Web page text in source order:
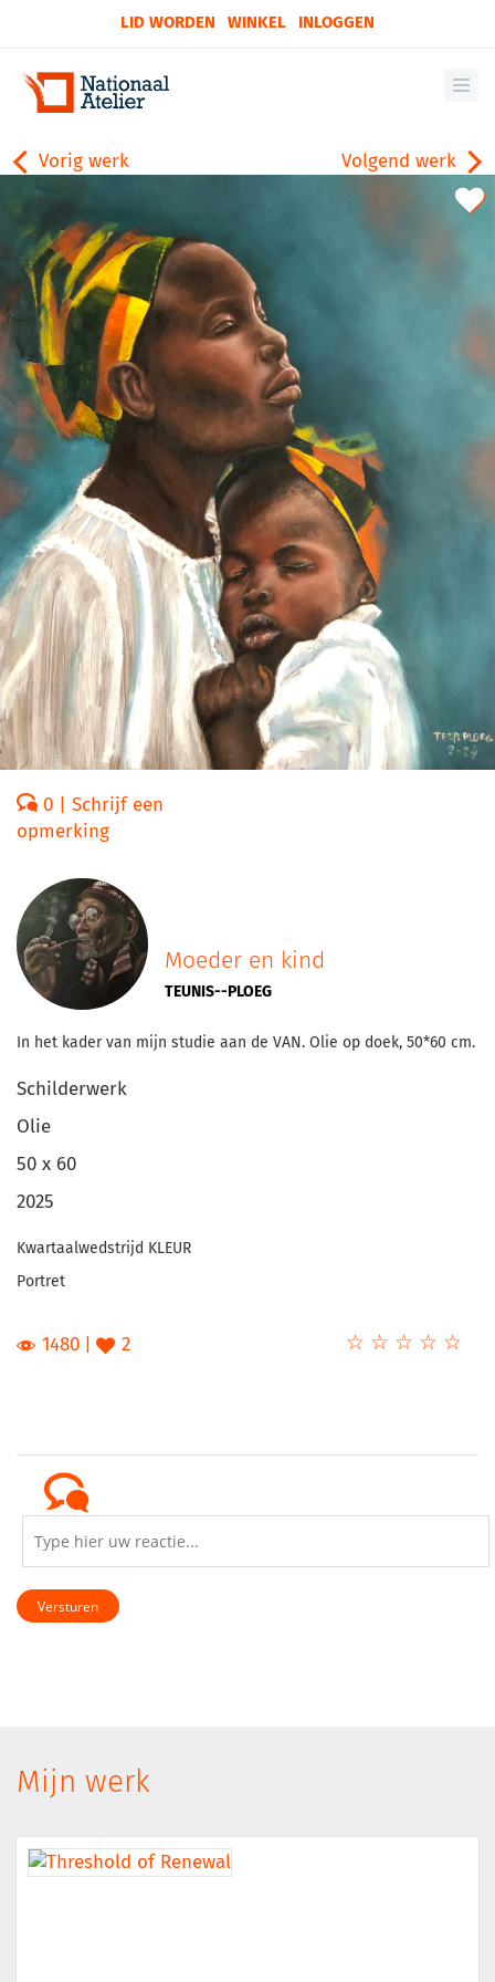
LID WORDEN WINKEL INLOGGEN
Volgend werk
Vorig werk
0 | Schrijf een
opmerking
Moeder en kind
TEUNIS--PLOEG
In het kader van mijn studie aan de VAN. Olie op doek, 50*60 cm.
Schilderwerk
Olie
50 x 60
2025
Kwartaalwedstrijd KLEUR
Portret
☆ ☆ ☆ ☆ ☆
★ ★ ★ ★ ★
1480 2
Versturen
Mijn werk